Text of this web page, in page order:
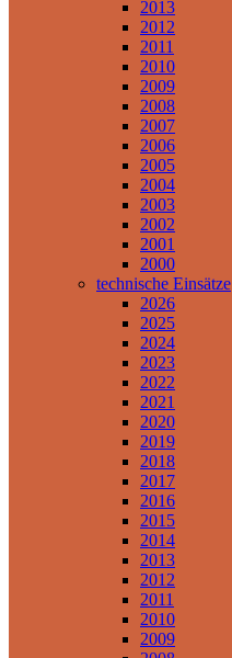
2013
2012
2011
2010
2009
2008
2007
2006
2005
2004
2003
2002
2001
2000
technische Einsätze
2026
2025
2024
2023
2022
2021
2020
2019
2018
2017
2016
2015
2014
2013
2012
2011
2010
2009